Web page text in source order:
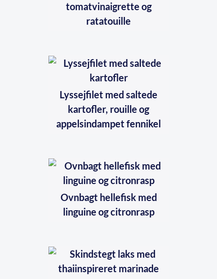
tomatvinaigrette og
ratatouille
Lyssejfilet med saltede
kartofler, rouille og
appelsindampet fennikel
Ovnbagt hellefisk med
linguine og citronrasp